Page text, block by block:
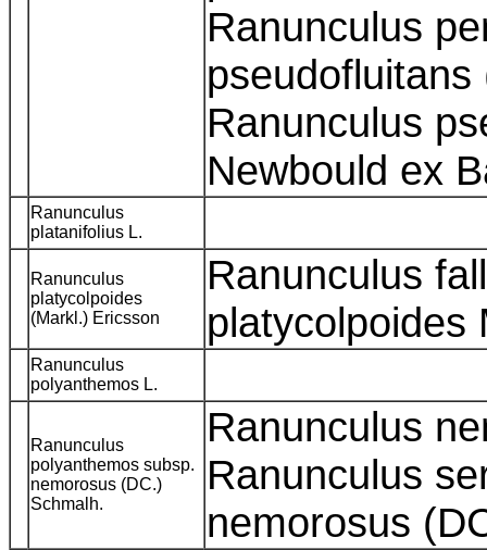
Ranunculus
Ranunculus
Newbould ex
Ranunculus
platanifolius L.
Ranunculus
platycolpoides
(Markl.) Ericsson
Ranunculus
Ranunculus
polyanthemos L.
Ranunculus
polyanthemos subsp.
nemorosus (DC.)
Schmalh.
Ranunculus
Ranunculus
nemorosus